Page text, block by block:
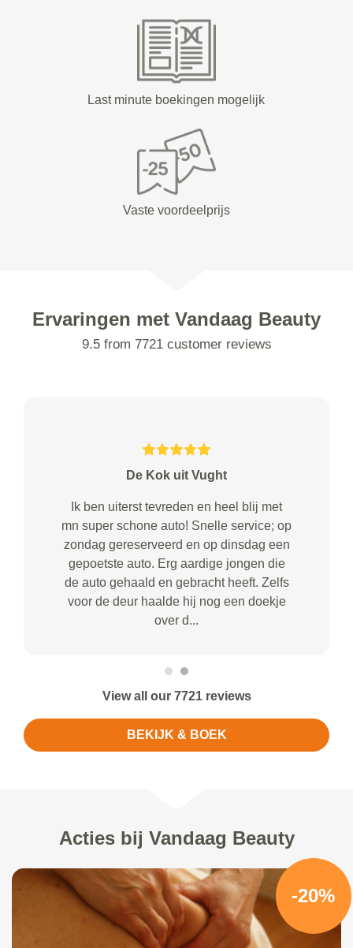
Last minute boekingen mogelijk
Vaste voordeelprijs
Ervaringen met Vandaag Beauty
9.5 from 7721 customer reviews
De Kok uit Vught
Ik ben uiterst tevreden en heel blij met
mn super schone auto! Snelle service; op
zondag gereserveerd en op dinsdag een
gepoetste auto. Erg aardige jongen die
de auto gehaald en gebracht heeft. Zelfs
voor de deur haalde hij nog een doekje
over d...
View all our 7721 reviews
BEKIJK & BOEK
Acties bij Vandaag Beauty
-20%